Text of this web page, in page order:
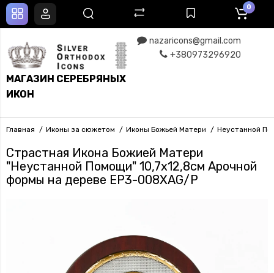
МАГАЗИН СЕРЕБРЯНЫХ
ИКОН
nazaricons@gmail.com
+380973296920
0
Главная Иконы за сюжетом Иконы Божьей Матери Неустанной
Страстная Икона Божией Матери
"Неустанной Помощи" 10,7х12,8см Арочной
формы на дереве EP3-008XAG/P